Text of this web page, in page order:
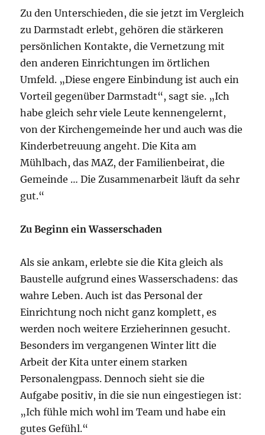
Zu den Unterschieden, die sie jetzt im Vergleich
zu Darmstadt erlebt, gehören die stärkeren
persönlichen Kontakte, die Vernetzung mit
den anderen Einrichtungen im örtlichen
Umfeld. „Diese engere Einbindung ist auch ein
Vorteil gegenüber Darmstadt“, sagt sie. „Ich
habe gleich sehr viele Leute kennengelernt,
von der Kirchengemeinde her und auch was die
Kinderbetreuung angeht. Die Kita am
Mühlbach, das MAZ, der Familienbeirat, die
Gemeinde … Die Zusammenarbeit läuft da sehr
gut.“
Zu Beginn ein Wasserschaden
Als sie ankam, erlebte sie die Kita gleich als
Baustelle aufgrund eines Wasserschadens: das
wahre Leben. Auch ist das Personal der
Einrichtung noch nicht ganz komplett, es
werden noch weitere Erzieherinnen gesucht.
Besonders im vergangenen Winter litt die
Arbeit der Kita unter einem starken
Personalengpass. Dennoch sieht sie die
Aufgabe positiv, in die sie nun eingestiegen ist:
„Ich fühle mich wohl im Team und habe ein
gutes Gefühl.“